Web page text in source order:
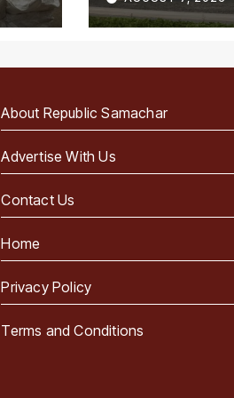
पहला राज्य
About Republic Samachar
Advertise With Us
Contact Us
Home
Privacy Policy
Terms and Conditions